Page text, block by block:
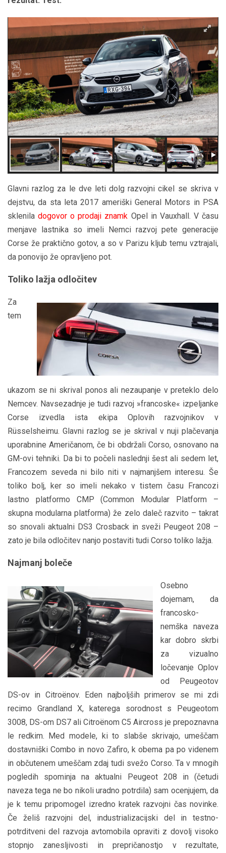
Glavni razlog za le dve leti dolg razvojni cikel se skriva v
dejstvu, da sta leta 2017 ameriški General Motors in PSA
skleniladogovor o prodaji znamk Opel in Vauxhall. V času
menjave lastnika so imeli Nemci razvoj pete generacije
Corse že praktično gotov, a so v Parizu kljub temu vztrajali,
da ponovijo že opravljeno pot.
Toliko lažja odločitev
Za
tem
ukazom se ni skrival ponos ali nezaupanje v preteklo delo
Nemcev. Navsezadnje je tudi razvoj »francoske« izpeljanke
Corse izvedla ista ekipa Oplovih razvojnikov v
Rüsselsheimu. Glavni razlog se je skrival v nuji plačevanja
uporabnine Američanom, če bi obdržali Corso, osnovano na
GM-ovi tehniki. Da bi to počeli naslednji šest ali sedem let,
Francozem seveda ni bilo niti v najmanjšem interesu. Še
toliko bolj, ker so imeli nekako v tistem času Francozi
lastno platformo CMP (Common Modular Platform –
skupna modularna platforma) že zelo daleč razvito – takrat
so snovali aktualni DS3 Crosback in sveži Peugeot 208 –
zato je bila odločitev nanjo postaviti tudi Corso toliko lažja.
Najmanj boleče
Osebno
dojemam, da
francosko-
nemška naveza
kar dobro skrbi
za vizualno
ločevanje Oplov
od Peugeotov
DS-ov in Citroënov. Eden najboljših primerov se mi zdi
recimo Grandland X, katerega sorodnost s Peugeotom
3008, DS-om DS7 ali Citroënom C5 Aircross je prepoznavna
le redkim. Med modele, ki to slabše skrivajo, umeščam
dostavniški Combo in novo Zafiro, k obema pa po videnem
in občutenem umeščam zdaj tudi svežo Corso. Ta v mnogih
pogledih spominja na aktualni Peugeot 208 in (četudi
naveza tega ne bo nikoli uradno potrdila) sam ocenjujem, da
je k temu pripomogel izredno kratek razvojni čas novinke.
Če želiš razvojni del, industrializacijski del in testno-
potrditveni del razvoja avtomobila opraviti z dovolj visoko
stopnjo zanesljivosti in prepričanostjo v rezultate,